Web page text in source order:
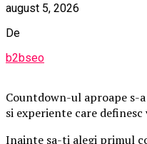
august 5, 2026
De
b2bseo
Countdown-ul aproape s-
si experiente care
Inainte sa-ti alegi primul